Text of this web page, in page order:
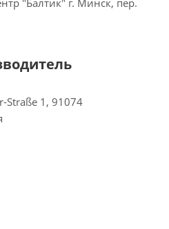
"Балтик" г. Минск, пер.
Straße 1, 91074